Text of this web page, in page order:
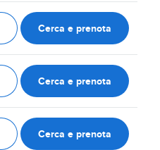
Cerca e prenota
Cerca e prenota
Cerca e prenota